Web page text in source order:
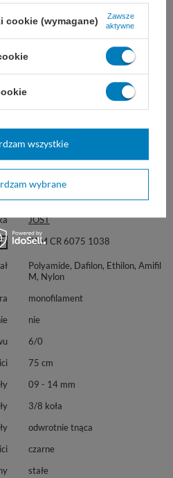
JOST
PAM CR 6075 1038
Polyamide, Dafilon, Ethilon, Amifil
M, Nylon
monofilament
nie
6/0
75 cm
09 - 14 mm
3/8 koła
odwrotnie tnąca
czarne
stałe
cookie (wymagane)
Zawsze
aktywne
wybrane
wszystkie